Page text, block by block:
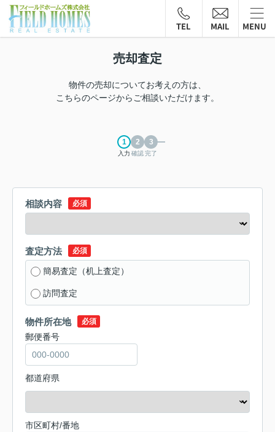
TEL MAIL MENU
売却査定
物件の売却についてお考えの方は、
こちらのページからご相談いただけます。
入力 確認完了
相談内容 必須
査定方法 必須
簡易査定（机上査定）
訪問査定
物件所在地 必須
郵便番号
都道府県
市区町村/番地